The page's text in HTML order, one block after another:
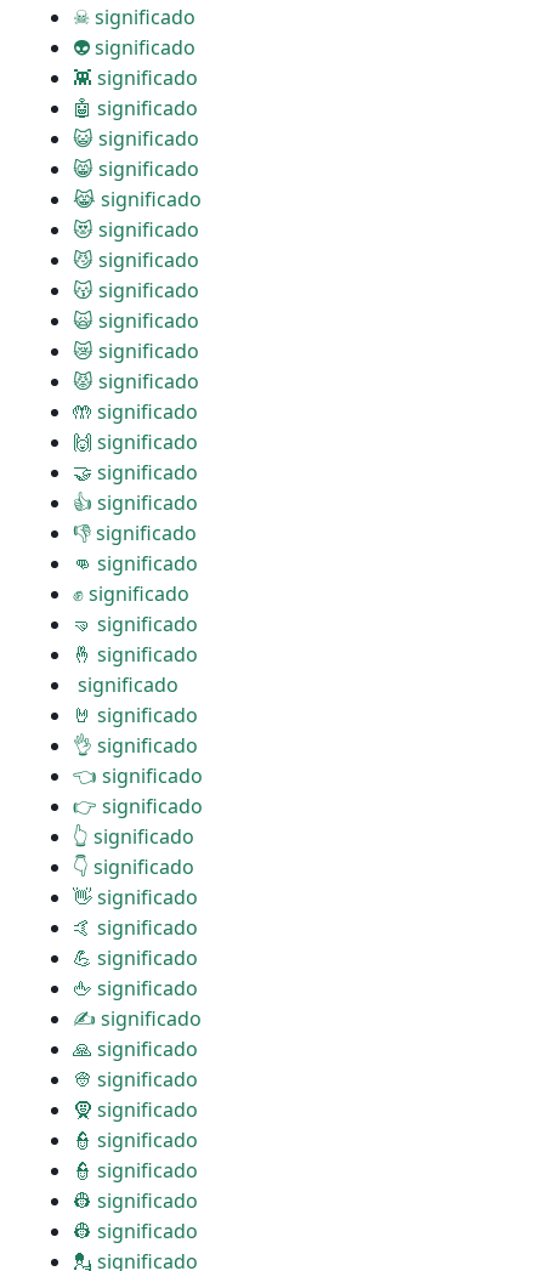
☠ significado
👽 significado
👾 significado
🤖 significado
😺 significado
😸 significado
😹 significado
😻 significado
😼 significado
😽 significado
🙀 significado
😿 significado
😾 significado
🤲 significado
🙌 significado
🤝 significado
👍 significado
👎 significado
👊 significado
✊ significado
🤜 significado
🤞 significado
️ significado
🤘 significado
👌 significado
👈 significado
👉 significado
👆 significado
👇 significado
👋 significado
🤙 significado
💪 significado
🖕 significado
✍ significado
🙏 significado
👳 significado
🧕 significado
👮 significado
👮 significado
👷 significado
👷 significado
💂 significado